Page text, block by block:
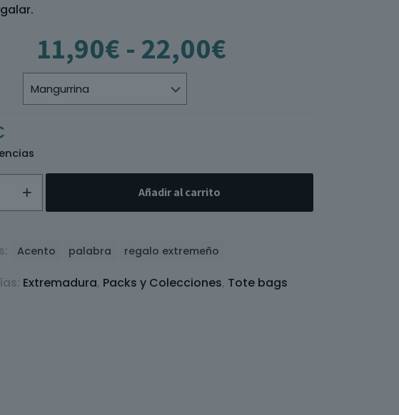
11,90€ - 22,00€
Añadir al carrito
Acento palabra regalo extremeño
Extremadura, Packs y Colecciones, Tote bags